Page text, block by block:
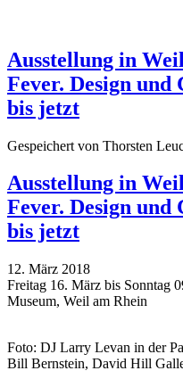
Ausstellung in
Fever. Design
bis jetzt
Gespeichert von Thorsten
Ausstellung in
Fever. Design
bis jetzt
12. März 2018
Freitag 16. März bis Sonntag
Museum, Weil am Rhein
Foto: DJ Larry Levan in der
Bill Bernstein, David Hill